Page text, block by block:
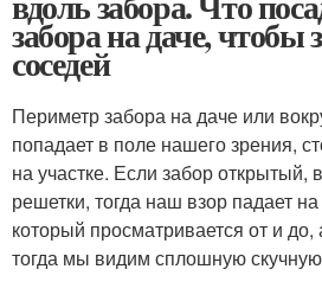
забора на даче, чтобы
соседей
Периметр забора на даче или
попадает в поле нашего зрения,
на участке. Если забор открытый,
решетки, тогда наш взор падает на
который просматривается от и до,
тогда мы видим сплошную скучную